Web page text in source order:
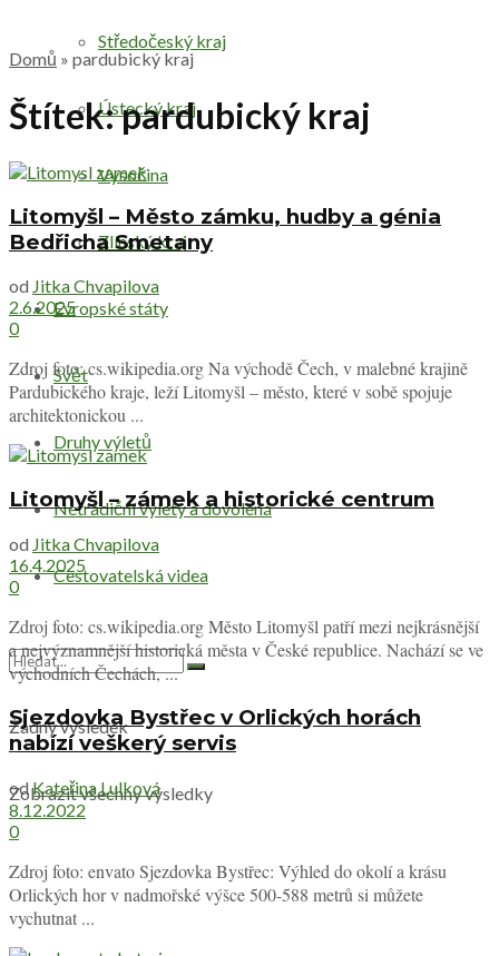
Středočeský kraj
Ústecký kraj
Vysočina
Zlínský kraj
Evropské státy
Svět
Druhy výletů
Netradiční výlety a dovolená
Cestovatelská videa
Žádný výsledek
Zobrazit všechny výsledky
Domů » pardubický kraj
Štítek:pardubický kraj
Litomyšl – Město zámku, hudby a génia
Bedřicha Smetany
od Jitka Chvapilova
2.6.2025
0
Zdroj foto: cs.wikipedia.org Na východě Čech, v malebné krajině
Pardubického kraje, leží Litomyšl – město, které v sobě spojuje
architektonickou ...
Litomyšl – zámek a historické centrum
od Jitka Chvapilova
16.4.2025
0
Zdroj foto: cs.wikipedia.org Město Litomyšl patří mezi nejkrásnější
a nejvýznamnější historická města v České republice. Nachází se ve
východních Čechách, ...
Sjezdovka Bystřec v Orlických horách
nabízí veškerý servis
odKateřina Lulková
8.12.2022
0
Zdroj foto: envato Sjezdovka Bystřec: Výhled do okolí a krásu
Orlických hor v nadmořské výšce 500-588 metrů si můžete
vychutnat ...